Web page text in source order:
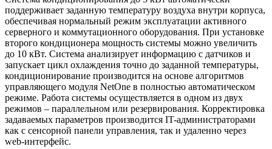
поддерживает заданную температуру воздуха внутри корпуса,
обеспечивая нормальный режим эксплуатации активного
серверного и коммутационного оборудования. При установке
второго кондиционера мощность системы можно увеличить
до 10 кВт. Система анализирует информацию с датчиков и
запускает цикл охлаждения точно до заданной температуры,
кондиционирование производится на основе алгоритмов
управляющего модуля NetOne в полностью автоматическом
режиме. Работа системы осуществляется в одном из двух
режимов – параллельном или резервирования. Корректировка
задаваемых параметров производится IT-администраторами
как с сенсорной панели управления, так и удаленно через
web-интерфейс.